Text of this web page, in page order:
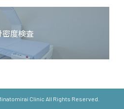
密度検査
Clinic All Rights Reserved.